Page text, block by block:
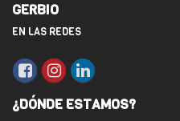
GERBIO
EN LAS REDES
¿DÓNDE ESTAMOS?